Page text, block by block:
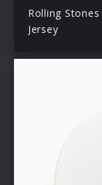
Rolling
Jersey